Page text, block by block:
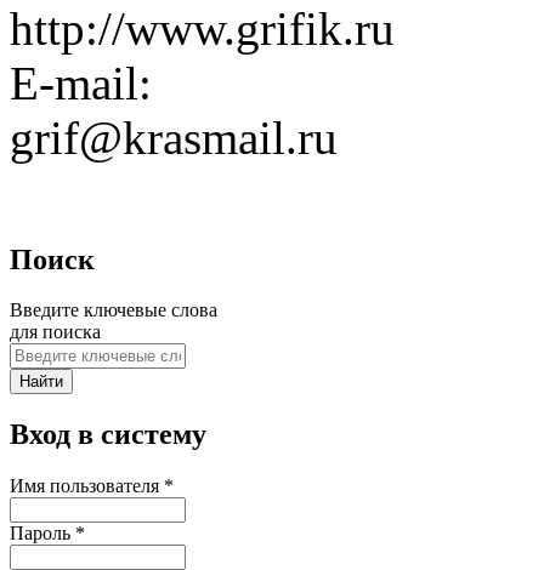
http://www.grifik.ru
E-mail:
grif@krasmail.ru
Поиск
Введите ключевые слова
для поиска
Вход в систему
Имя пользователя *
Пароль *